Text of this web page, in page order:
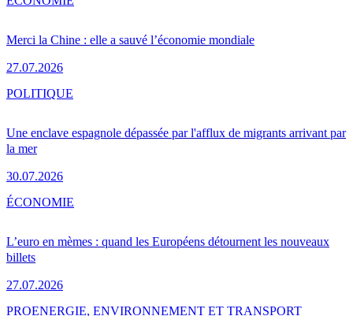
Merci la Chine : elle a sauvé l’économie mondiale
27.07.2026
Une enclave espagnole dépassée par l'afflux de migrants arrivant par
la mer
30.07.2026
POLITIQUE
L’euro en mèmes : quand les Européens détournent les nouveaux
billets
27.07.2026
ÉCONOMIE
PROENERGIE, ENVIRONNEMENT ET TRANSPORT